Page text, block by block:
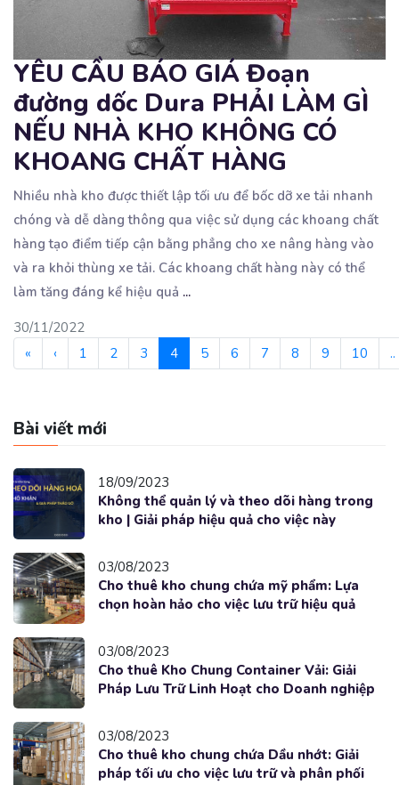
YÊU CẦU BÁO GIÁ Đoạn
đường dốc Dura PHẢI LÀM GÌ
NẾU NHÀ KHO KHÔNG CÓ
KHOANG CHẤT HÀNG
Nhiều nhà kho được thiết lập tối ưu để bốc dỡ xe tải nhanh
chóng và dễ dàng thông qua việc sử dụng các khoang chất
hàng tạo điểm tiếp cận bằng phẳng cho xe nâng hàng vào
và ra khỏi thùng xe tải. Các khoang chất hàng này có thể
làm tăng đáng kể hiệu quả ...
30/11/2022
«
‹ 1 2 3 4 5 6 7 8 9 10 ..
Bài viết mới
18/09/2023
Không thể quản lý và theo dõi hàng trong
kho | Giải pháp hiệu quả cho việc này
03/08/2023
Cho thuê kho chung chứa mỹ phẩm: Lựa
chọn hoàn hảo cho việc lưu trữ hiệu quả
03/08/2023
Cho thuê Kho Chung Container Vải: Giải
Pháp Lưu Trữ Linh Hoạt cho Doanh nghiệp
03/08/2023
Cho thuê kho chung chứa Dầu nhớt: Giải
pháp tối ưu cho việc lưu trữ và phân phối